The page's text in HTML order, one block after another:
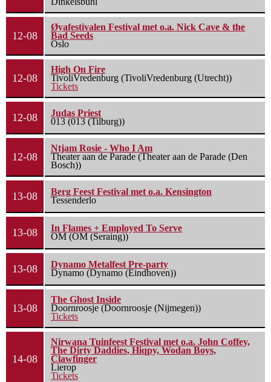
12-08
Øyafestivalen Festival met o.a. Nick Cave & the
Bad Seeds
Oslo
12-08
High On Fire
TivoliVredenburg (TivoliVredenburg (Utrecht))
Tickets
12-08
Judas Priest
013 (013 (Tilburg))
12-08
Ntjam Rosie - Who I Am
Theater aan de Parade (Theater aan de Parade (Den
Bosch))
13-08
Berg Feest Festival met o.a. Kensington
Tessenderlo
13-08
In Flames + Employed To Serve
OM (OM (Seraing))
13-08
Dynamo Metalfest Pre-party
Dynamo (Dynamo (Eindhoven))
13-08
The Ghost Inside
Doornroosje (Doornroosje (Nijmegen))
Tickets
14-08
Nirwana Tuinfeest Festival met o.a. John Coffey,
The Dirty Daddies, Hiqpy, Wodan Boys,
Clawfinger
Lierop
Tickets